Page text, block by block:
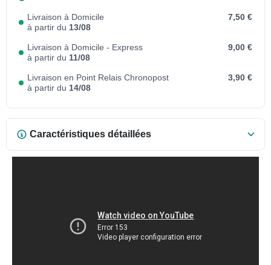
Livraison à Domicile
à partir du 13/08
7,50 €
Livraison à Domicile - Express
à partir du 11/08
9,00 €
Livraison en Point Relais Chronopost
à partir du 14/08
3,90 €
Caractéristiques détaillées